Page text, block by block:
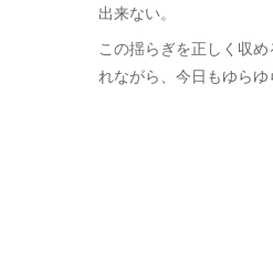
出来ない。
この揺らぎを正しく収
れながら、今日もゆらゆ